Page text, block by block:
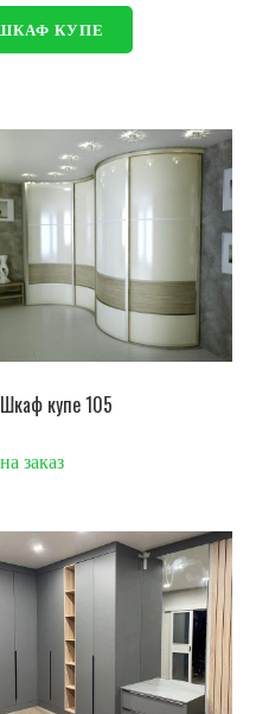
КУПЕ
Шкаф купе 105
на заказ